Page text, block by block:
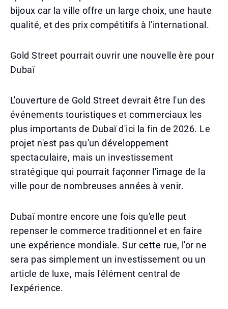
bijoux car la ville offre un large choix, une haute
qualité, et des prix compétitifs à l'international.
Gold Street pourrait ouvrir une nouvelle ère pour
Dubaï
L'ouverture de Gold Street devrait être l'un des
événements touristiques et commerciaux les
plus importants de Dubaï d'ici la fin de 2026. Le
projet n'est pas qu'un développement
spectaculaire, mais un investissement
stratégique qui pourrait façonner l'image de la
ville pour de nombreuses années à venir.
Dubaï montre encore une fois qu'elle peut
repenser le commerce traditionnel et en faire
une expérience mondiale. Sur cette rue, l'or ne
sera pas simplement un investissement ou un
article de luxe, mais l'élément central de
l'expérience.